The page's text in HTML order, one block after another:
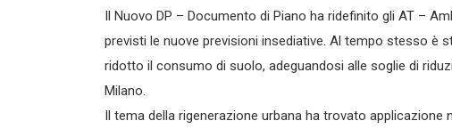
Il Nuovo DP – Documento di Piano ha ridefinito gli AT –
previsti le nuove previsioni insediative. Al tempo stesso è
ridotto il consumo di suolo, adeguandosi alle soglie di
Milano.
Il tema della rigenerazione urbana ha trovato applicazione